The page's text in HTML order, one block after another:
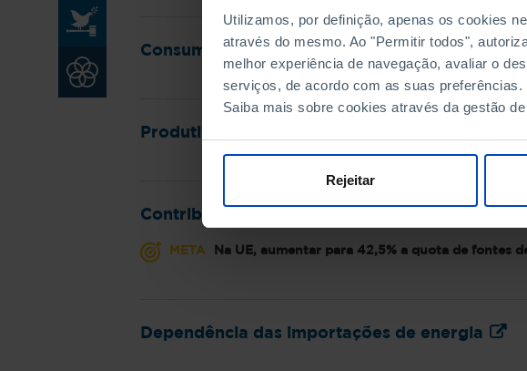
Utilizamos, por definição, apenas os cookies
através do mesmo. Ao "Permitir todos",
melhor experiência de navegação, avaliar o
serviços, de acordo com as suas
Saiba mais sobre cookies através da gestão
Rejeitar
Consumo final de energia das famíliasper
Produtividade da energia
Contribuição das energias renováveis no
META Na UE, aumentar para 42,5% a quota de fontes
Dependência das importações de energia